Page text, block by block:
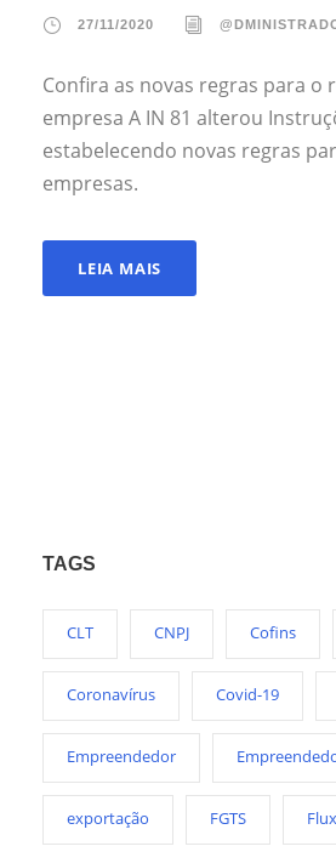
27/11/2020
Confira as novas regras para o
empresa A IN 81 alterou
estabelecendo novas regras
empresas.
LEIA MAIS
TAGS
CLT CNPJ Cofins
Coronavírus Covid-19
Empreendedor
exportação FGTS